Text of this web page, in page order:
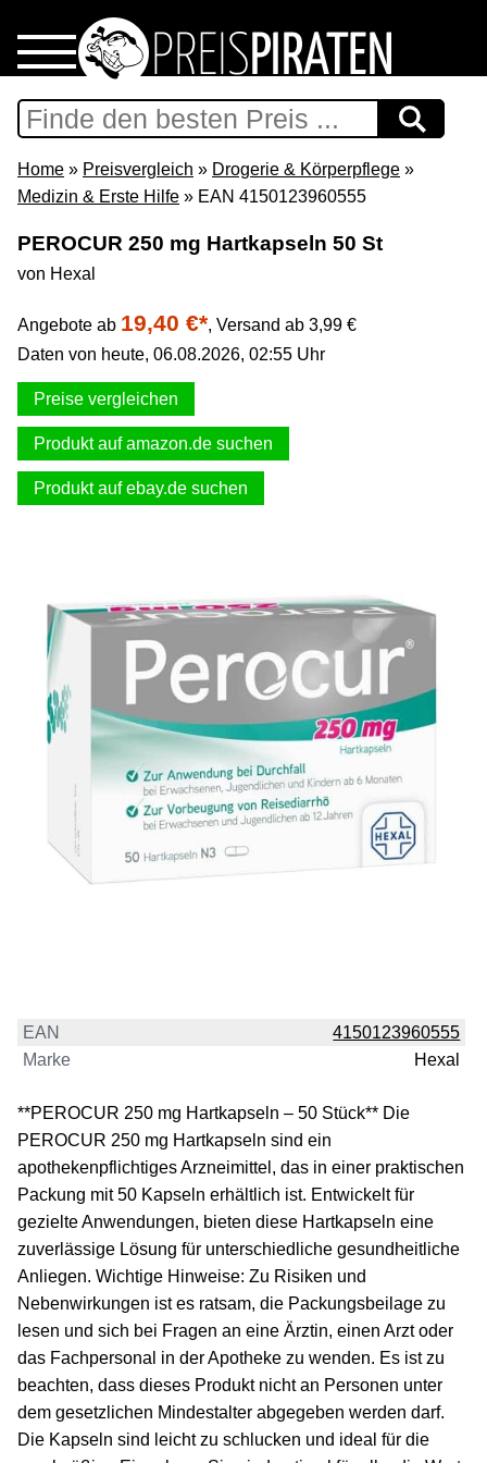
Home
Download
Support & Newsletter
Presse
Datenschutz
Impressum
Home » Preisvergleich » Drogerie & Körperpflege »
Medizin & Erste Hilfe » EAN 4150123960555
PEROCUR 250 mg Hartkapseln 50 St
von Hexal
Angebote ab 19,40 €*, Versand ab 3,99 €
Daten von heute, 06.08.2026, 02:55 Uhr
Preise vergleichen
Produkt auf amazon.de suchen
Produkt auf ebay.de suchen
EAN
4150123960555
Marke
Hexal
**PEROCUR 250 mg Hartkapseln – 50 Stück** Die
PEROCUR 250 mg Hartkapseln sind ein
apothekenpflichtiges Arzneimittel, das in einer praktischen
Packung mit 50 Kapseln erhältlich ist. Entwickelt für
gezielte Anwendungen, bieten diese Hartkapseln eine
zuverlässige Lösung für unterschiedliche gesundheitliche
Anliegen. Wichtige Hinweise: Zu Risiken und
Nebenwirkungen ist es ratsam, die Packungsbeilage zu
lesen und sich bei Fragen an eine Ärztin, einen Arzt oder
das Fachpersonal in der Apotheke zu wenden. Es ist zu
beachten, dass dieses Produkt nicht an Personen unter
dem gesetzlichen Mindestalter abgegeben werden darf.
Die Kapseln sind leicht zu schlucken und ideal für die